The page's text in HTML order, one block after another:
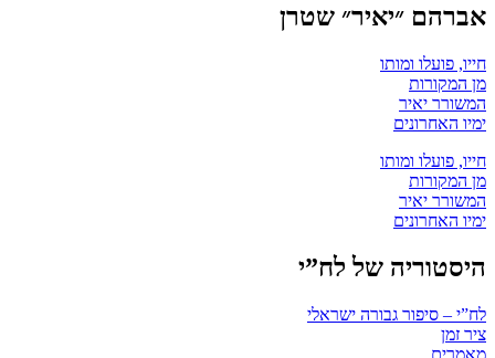
אברהם ״יאיר״ שטרן
חייו, פועלו ומותו
מן המקורות
המשורר יאיר
ימיו האחרונים
חייו, פועלו ומותו
מן המקורות
המשורר יאיר
ימיו האחרונים
היסטוריה של לח”י
לח”י – סיפור גבורה ישראלי
ציר זמן
מאמרים